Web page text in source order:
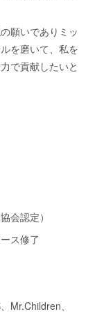
願いでありミッ
を磨いて、私を
で貢献したいと
会認定）
ス修了
Mr.Children、